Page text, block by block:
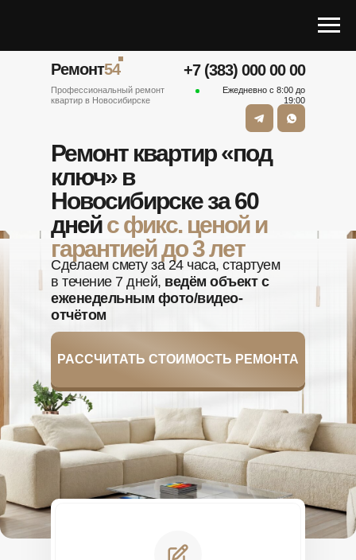
РАССЧИТАТЬ СТОИМОСТЬ РЕМОНТА
+7 (383) 000 00 00
Ремонт квартир «под
ключ» в
Новосибирске за 60
дней с фикс. ценой и
гарантией до 3 лет
Ежедневно с 8:00 до
19:00
Ремонт54
Профессиональный ремонт
квартир в Новосибирске
Сделаем смету за 24 часа, стартуем
в течение 7 дней, ведём объект с
еженедельным фото/видео-
отчётом